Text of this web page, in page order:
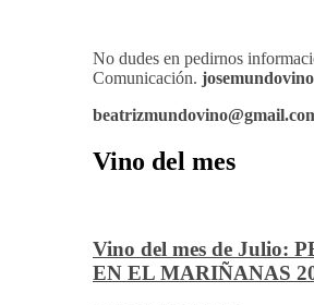
Comunicación.
beatrizmundovino@gmail.com